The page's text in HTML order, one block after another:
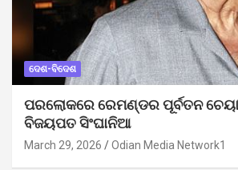
ଦେଶ-ବିଦେଶ
ପରଲୋକରେ ରେମଣ୍ଡର ପୂର୍ବତନ
ବିଜୟପତ ସିଂଘାନିଆ
March 29, 2026 Odian Media Network1